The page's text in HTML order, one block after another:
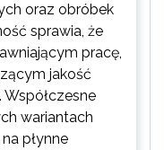
oraz obróbek
sprawia, że
pracę,
jakość
wariantach
płynne